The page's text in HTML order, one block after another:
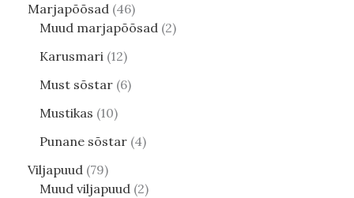
Marjapõõsad 46
Muud marjapõõsad 2
Karusmari 12
Must sõstar 6
Mustikas 10
Punane sõstar 4
Viljapuud 79
Muud viljapuud 2